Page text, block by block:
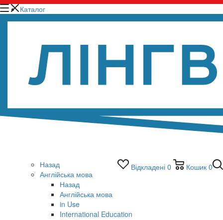
Відкладені 0 Кошик 0
Каталог
Назад
Англійська мова
Назад
Англійська мова
in Use
International Education